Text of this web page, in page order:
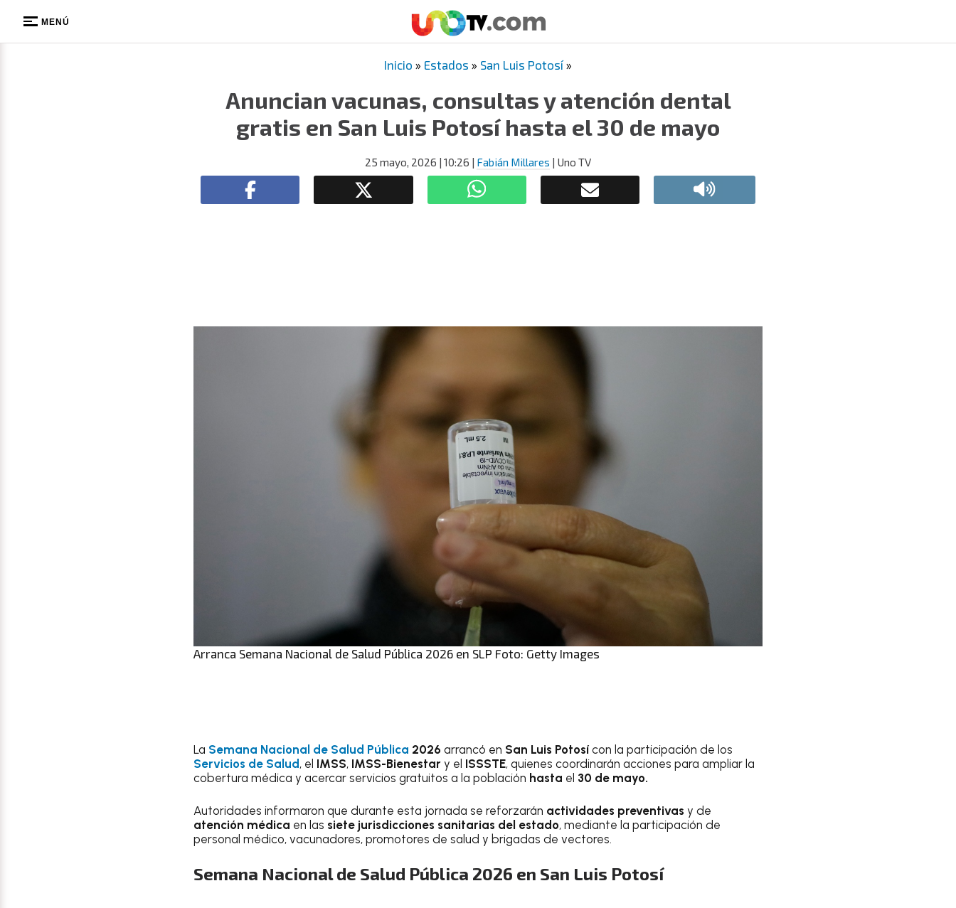
MENÚ
Inicio » Estados » San Luis Potosí»
Anuncian vacunas, consultas y atención dental
gratis en San Luis Potosí hasta el 30 de mayo
25 mayo, 2026 | 10:26 | Fabián Millares | Uno TV
Arranca Semana Nacional de Salud Pública 2026 en SLP Foto: Getty Images
La Semana Nacional de Salud Pública 2026 arrancó en San Luis Potosí con la participación de los
Servicios de Salud , el IMSS, IMSS-Bienestar y el ISSSTE, quienes coordinarán acciones para ampliar la
cobertura médica y acercar servicios gratuitos a la población hasta el 30 de mayo.
Autoridades informaron que durante esta jornada se reforzarán actividades preventivas y de
atención médica en las siete jurisdicciones sanitarias del estado, mediante la participación de
personal médico, vacunadores, promotores de salud y brigadas de vectores.
Semana Nacional de Salud Pública 2026 en San Luis Potosí